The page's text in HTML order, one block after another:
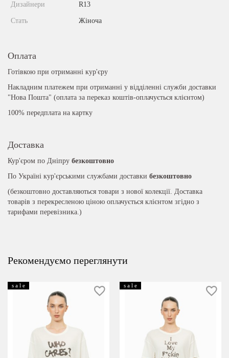
Дизайнери R13
Стать Жіноча
Оплата
Готівкою при отриманні кур'єру
Накладним платежем при отриманні у відділенні служби доставки
"Нова Пошта" (оплата за переказ коштів-оплачується клієнтом)
100% передплата на картку
Доставка
Кур'єром по Дніпру безкоштовно
По Україні кур'єрськими службами доставки безкоштовно
(безкоштовно доставляються товари з нової колекції. Доставка
товарів з перекресленою ціною оплачується клієнтом згідно з
тарифами перевізника.)
Рекомендуємо переглянути
s a l e s a l e